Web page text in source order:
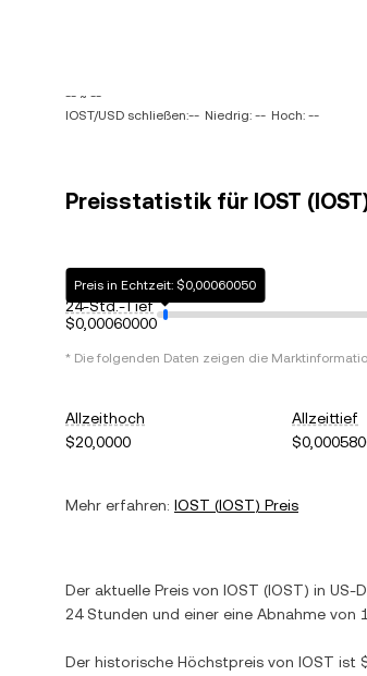
-- ~ --
IOST/USD schließen:-- Niedrig: -- Hoch: --
Preisstatistik für IOST
24-Std.-Tief
$0,00060000
Preis in Echtzeit: $0,00060050
* Die folgenden Daten zeigen die
Allzeithoch
$20,0000
Allzeittief
Mehr erfahren: IOST (IOST) Preis
Der aktuelle Preis von IOST (IOST) in US-
24 Stunden und einer eine Abnahme von
Der historische Höchstpreis von IOST ist